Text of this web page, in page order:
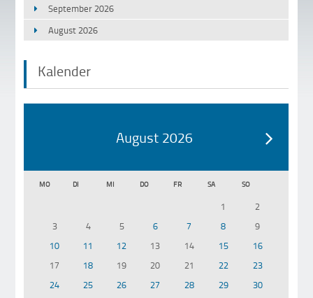
September 2026
August 2026
Kalender
August 2026
MO DI MI DO FR SA SO
1
2
3
4 5 6 7 8
9
10
11 12 13 14 15
16
17
18 19 20 21 22
23
24
25 26 27 28 29 30